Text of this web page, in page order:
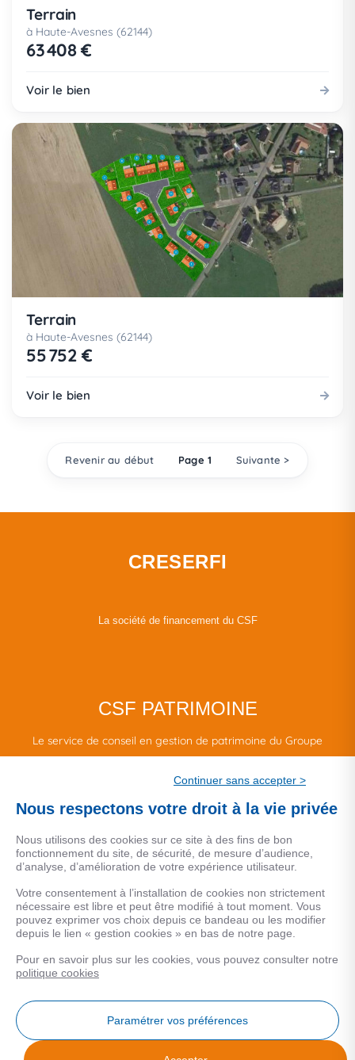
Terrain
à Haute-Avesnes (62144)
63 408 €
Voir le bien
Terrain
à Haute-Avesnes (62144)
55 752 €
Voir le bien
Revenir au début Page 1 Suivante >
CRESERFI
La société de financement du CSF
CSF PATRIMOINE
Le service de conseil en gestion de patrimoine du Groupe
MENTIONS LEGALES
Données personnelles
COOKIES
Continuer sans accepter >
Nous respectons votre droit à la vie privée
Nous utilisons des cookies sur ce site à des fins de bon
fonctionnement du site, de sécurité, de mesure d’audience,
d’analyse, d’amélioration de votre expérience utilisateur.
Votre consentement à l’installation de cookies non strictement
nécessaire est libre et peut être modifié à tout moment. Vous
pouvez exprimer vos choix depuis ce bandeau ou les modifier
depuis le lien « gestion cookies » en bas de notre page.
Pour en savoir plus sur les cookies, vous pouvez consulter notre
politique cookies
Paramétrer vos préférences